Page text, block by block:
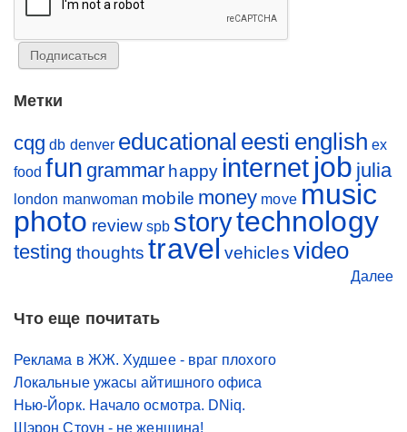
Метки
cqg db denver educational eesti english ex
food fun grammar happy internet job julia
london manwoman mobile money move music
photo review spb storytechnology
testing thoughts travel vehicles video
Далее
Что еще почитать
Реклама в ЖЖ. Худшее - враг плохого
Локальные ужасы айтишного офиса
Нью-Йорк. Начало осмотра. DNiq.
Шэрон Стоун - не женщина!